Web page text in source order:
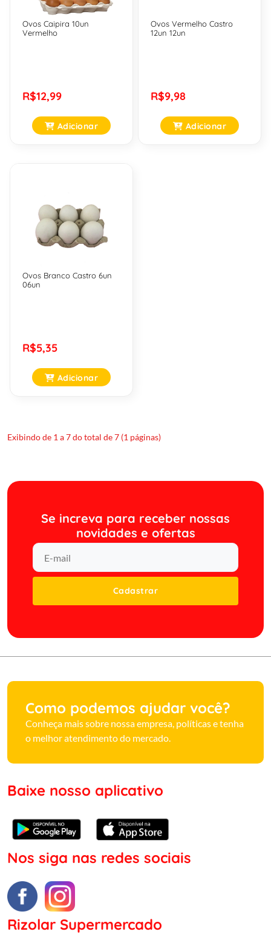
Ovos Caipira 10un
Vermelho
R$12,99
Adicionar
Ovos Vermelho Castro
12un 12un
R$9,98
Adicionar
Ovos Branco Castro 6un
06un
R$5,35
Adicionar
Exibindo de 1 a 7 do total de 7 (1 páginas)
Se increva para receber nossas
novidades e ofertas
Cadastrar
Como podemos ajudar você?
Conheça mais sobre nossa empresa, políticas e tenha
o melhor atendimento do mercado.
Baixe nosso aplicativo
Nos siga nas redes sociais
Rizolar Supermercado